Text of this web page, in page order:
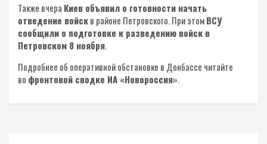
Также вчера Киев объявил о готовности начать
отведение войскв районе Петровского. При этомВСУ
сообщили о подготовке к разведению войск в
Петровском 8 ноября.
Подробнее об оперативной обстановке в Донбассе читайте
во фронтовой сводке ИА «Новороссия».